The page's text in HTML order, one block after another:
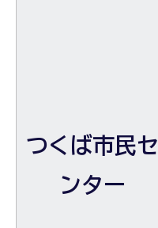
つくば市民セ
ンター